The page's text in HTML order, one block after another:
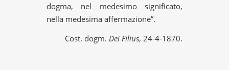
dogma, nel medesimo significato,
nella medesima affermazione”.
Cost. dogm. Dei Filius, 24-4-1870.